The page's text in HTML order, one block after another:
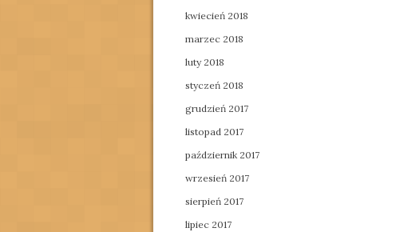
kwiecień 2018
marzec 2018
luty 2018
styczeń 2018
grudzień 2017
listopad 2017
październik 2017
wrzesień 2017
sierpień 2017
lipiec 2017